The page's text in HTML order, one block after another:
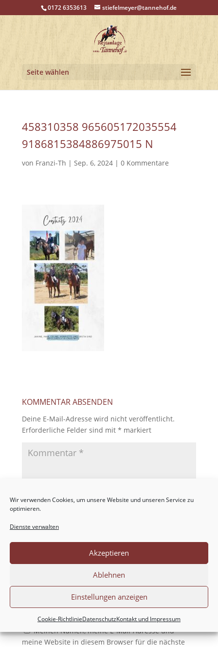
Wir verwenden Cookies, um unsere Website und unseren Service zu
optimieren.
Dienste verwalten
Akzeptieren
Ablehnen
Einstellungen anzeigen
Cookie-RichtlinieDatenschutzKontakt und Impressum
0172 6353613 stiefelmeyer@tannehof.de
Seite wählen
458310358 965605172035554
9186815384886975015 N
von Franzi-Th | Sep. 6, 2024| 0 Kommentare
KOMMENTAR ABSENDEN
Deine E-Mail-Adresse wird nicht veröffentlicht.
Erforderliche Felder sind mit * markiert
Meinen Namen, meine E-Mail-Adresse und
meine Website in diesem Browser für die nächste